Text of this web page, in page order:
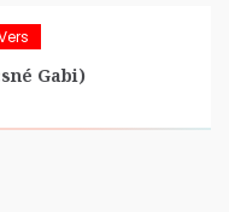
Gabi)